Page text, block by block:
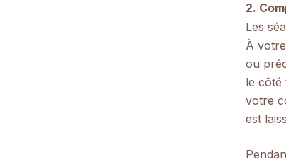
2.
Les
À
ou
le côté
votre
est